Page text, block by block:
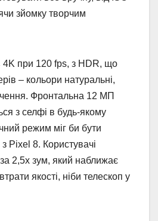
зйомку творчим
4K при 120 fps, з HDR, що
– кольори натуральні,
Фронтальна 12 МП
з селфі в будь-якому
режим міг би бути
Pixel 8. Користувачі
2,5x зум, який наближає
якості, ніби телескоп у